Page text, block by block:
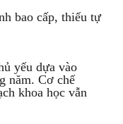
bao cấp, thiếu tự
yếu dựa vào
năm. Cơ chế
khoa học vẫn